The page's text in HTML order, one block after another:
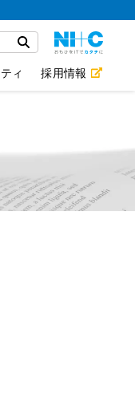
ィ 採用情報